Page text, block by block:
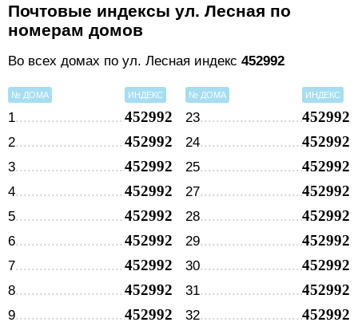
Почтовые индексы ул. Лесная по
номерам домов
Во всех домах по ул. Лесная индекс 452992
№ ДОМА ИНДЕКС
1 452992
2 452992
3 452992
4 452992
5 452992
6 452992
7 452992
8 452992
9 452992
№ ДОМА ИНДЕКС
23 452992
24 452992
25 452992
27 452992
28 452992
29 452992
30 452992
31 452992
32 452992